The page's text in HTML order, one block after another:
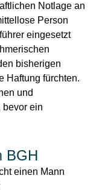
Notlage an
Person
eingesetzt
bisherigen
Haftung fürchten.
und
bevor ein
BGH
einen Mann